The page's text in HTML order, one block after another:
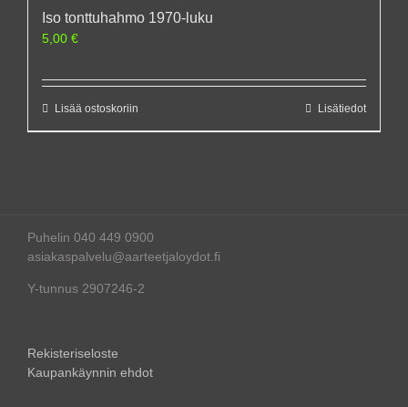
Iso tonttuhahmo 1970-luku
5,00 €
Lisää ostoskoriin Lisätiedot
Puhelin 040 449 0900
asiakaspalvelu@aarteetjaloydot.fi
Y-tunnus 2907246-2
Rekisteriseloste
Kaupankäynnin ehdot